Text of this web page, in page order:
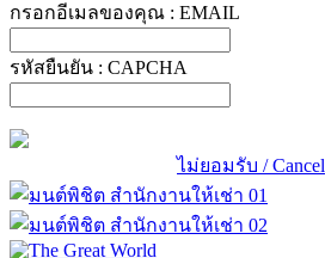
กรอกอีเมลของคุณ : EMAIL
รหัสยืนยัน : CAPCHA
ไม่ยอมรับ / Cancel